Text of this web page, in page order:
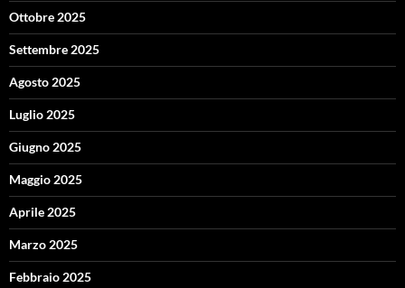
Ottobre 2025
Settembre 2025
Agosto 2025
Luglio 2025
Giugno 2025
Maggio 2025
Aprile 2025
Marzo 2025
Febbraio 2025